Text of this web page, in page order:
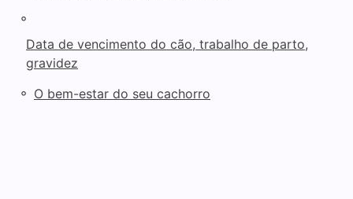
◦
Data de vencimento do cão, trabalho de parto,
gravidez
◦ O bem-estar do seu cachorro